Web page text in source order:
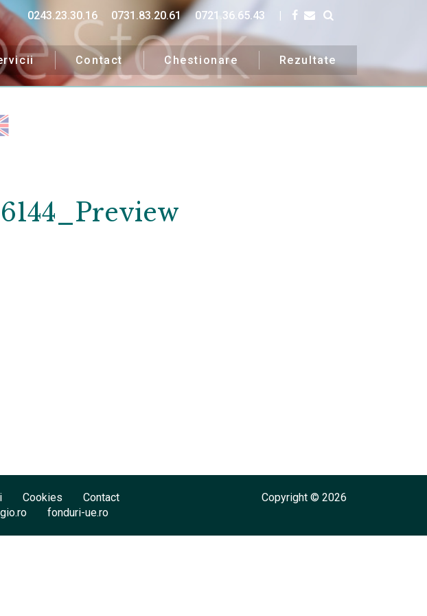
0243.23.30.16 0731.83.20.61 0721.36.65.43 |
Contact Chestionare Rezultate
fi alături.
Cookies
Contact
fonduri-ue.ro
Copyright © 2026